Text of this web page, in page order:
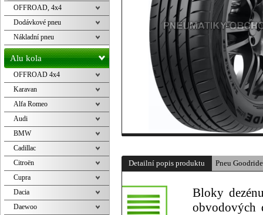
Detailní popis produktu Pneu
Bloky
obvodových
OFFROAD, 4x4
Dodávkové pneu
Nákladní pneu
Alu kola
OFFROAD 4x4
Karavan
Alfa Romeo
Audi
BMW
Cadillac
Citroën
Cupra
Dacia
Daewoo